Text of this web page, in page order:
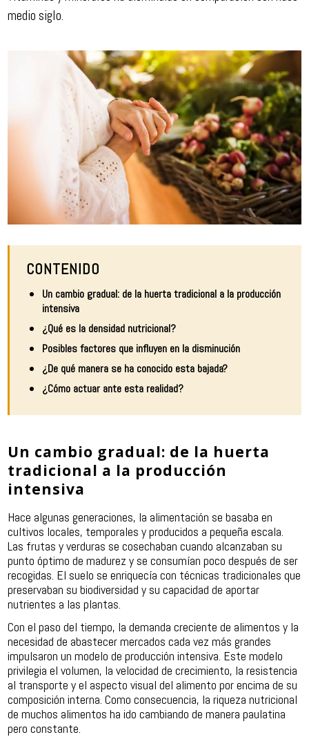
medio siglo.
CONTENIDO
Un cambio gradual: de la huerta tradicional a la producción
intensiva
¿Qué es la densidad nutricional?
Posibles factores que influyen en la disminución
¿De qué manera se ha conocido esta bajada?
¿Cómo actuar ante esta realidad?
Un cambio gradual: de la huerta
tradicional a la producción
intensiva
Hace algunas generaciones, la alimentación se basaba en
cultivos locales, temporales y producidos a pequeña escala.
Las frutas y verduras se cosechaban cuando alcanzaban su
punto óptimo de madurez y se consumían poco después de ser
recogidas. El suelo se enriquecía con técnicas tradicionales que
preservaban su biodiversidad y su capacidad de aportar
nutrientes a las plantas.
Con el paso del tiempo, la demanda creciente de alimentos y la
necesidad de abastecer mercados cada vez más grandes
impulsaron un modelo de producción intensiva. Este modelo
privilegia el volumen, la velocidad de crecimiento, la resistencia
al transporte y el aspecto visual del alimento por encima de su
composición interna. Como consecuencia, la riqueza nutricional
de muchos alimentos ha ido cambiando de manera paulatina
pero constante.